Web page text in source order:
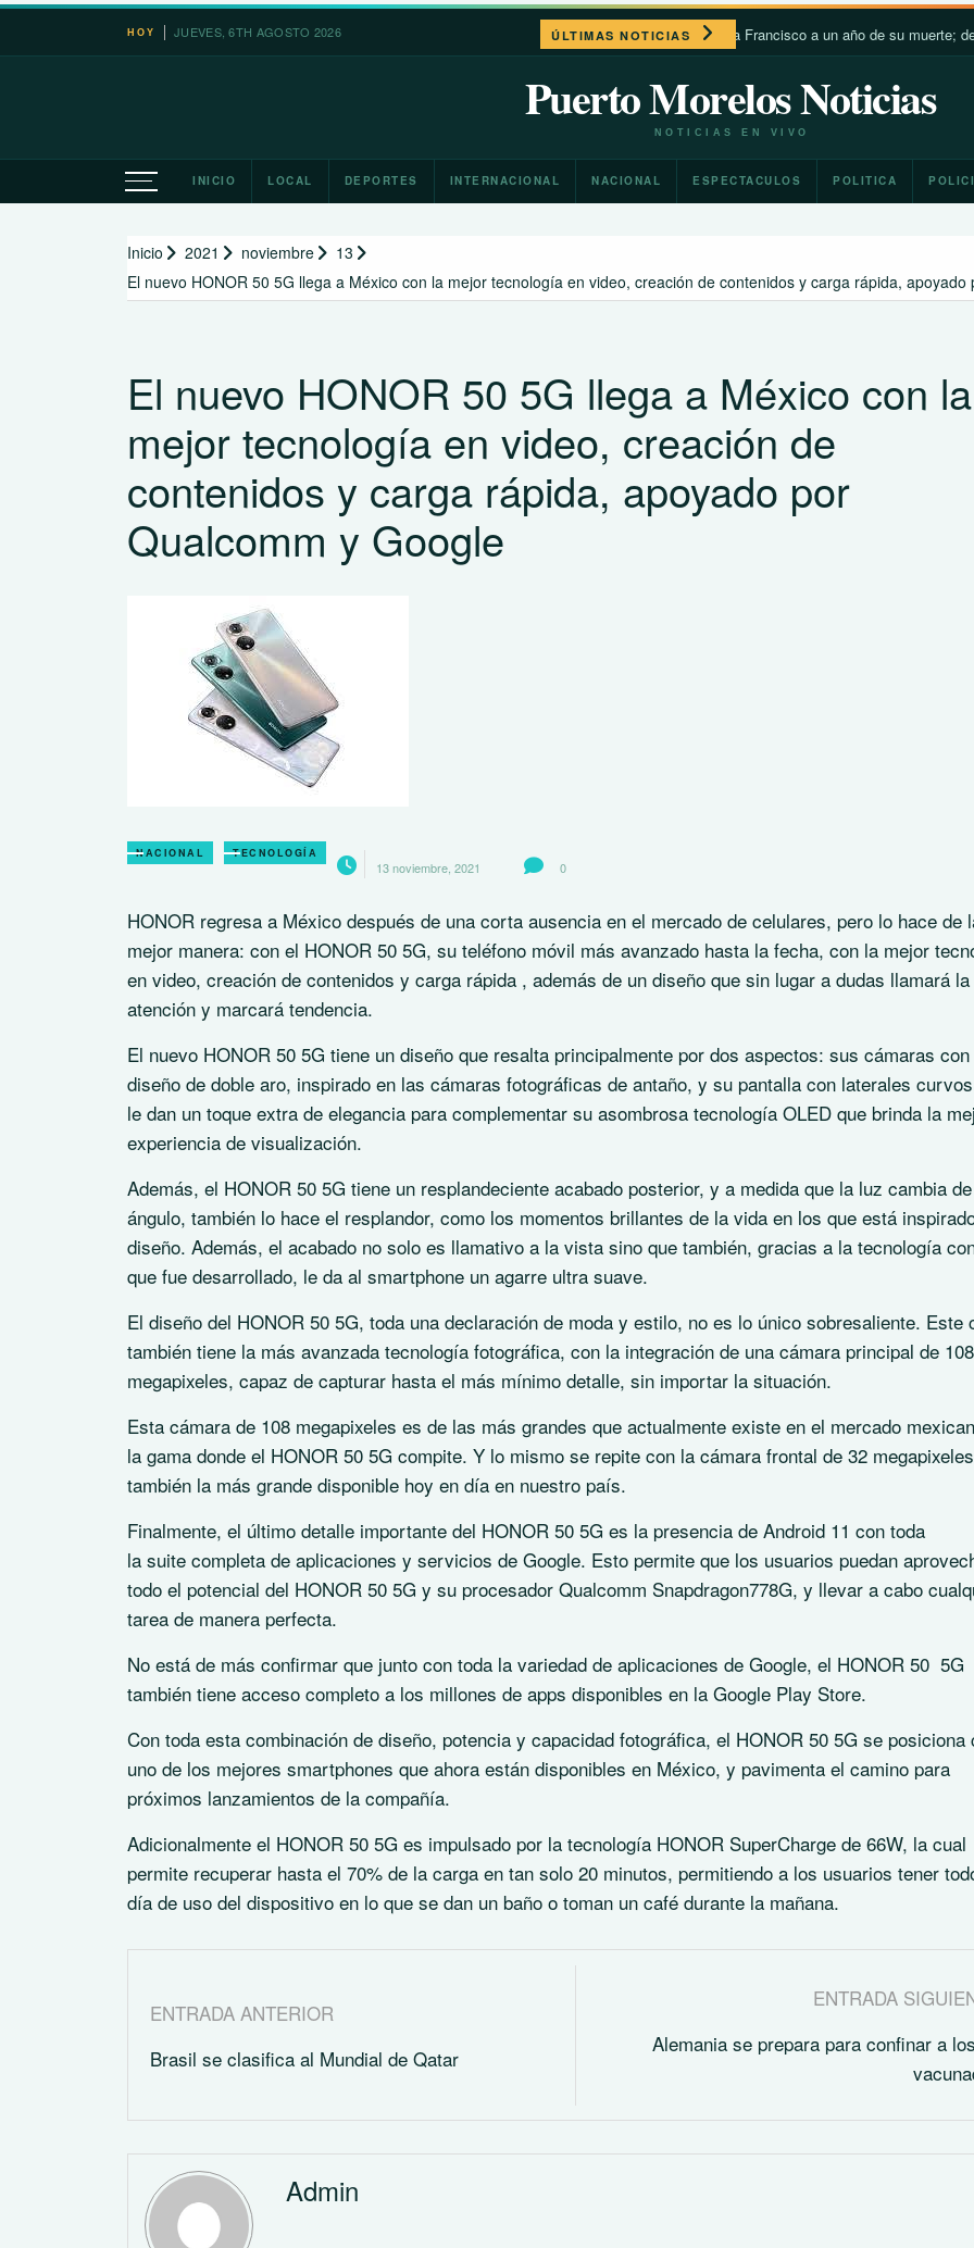
Saltar
HOY JUEVES, 6TH AGOSTO 2026 ÚLTIMAS NOTICIAS
León XIV recuerda a Francisco a un año de su muerte; destaca su
Puerto Morelos Noticias
NOTICIAS EN VIVO
INICIO LOCAL DEPORTES INTERNACIONAL NACIONAL ESPECTACULOS POLITICA
Inicio 2021 noviembre
13
El nuevo HONOR 50 5G llega a México con la mejor tecnología en video, creación de contenidos y carga rápida,
El nuevo HONOR 50 5G llega a México con la
mejor tecnología en video, creación de
contenidos y carga rápida, apoyado por
Qualcomm y Google
NACIONAL TECNOLOGÍA
13 noviembre, 2021 0
HONOR regresa a México después de una corta ausencia en el mercado de celulares, pero lo hace de
mejor manera: con el HONOR 50 5G, su teléfono móvil más avanzado hasta la fecha, con la mejor
en video, creación de contenidos y carga rápida , además de un diseño que sin lugar a dudas llamará la
atención y marcará tendencia.
El nuevo HONOR 50 5G tiene un diseño que resalta principalmente por dos aspectos: sus cámaras con
diseño de doble aro, inspirado en las cámaras fotográficas de antaño, y su pantalla con laterales
le dan un toque extra de elegancia para complementar su asombrosa tecnología OLED que brinda la
experiencia de visualización.
Además, el HONOR 50 5G tiene un resplandeciente acabado posterior, y a medida que la luz cambia de
ángulo, también lo hace el resplandor, como los momentos brillantes de la vida en los que está
diseño. Además, el acabado no solo es llamativo a la vista sino que también, gracias a la tecnología
que fue desarrollado, le da al smartphone un agarre ultra suave.
El diseño del HONOR 50 5G, toda una declaración de moda y estilo, no es lo único sobresaliente. Este
también tiene la más avanzada tecnología fotográfica, con la integración de una cámara principal de 108
megapixeles, capaz de capturar hasta el más mínimo detalle, sin importar la situación.
Esta cámara de 108 megapixeles es de las más grandes que actualmente existe en el mercado
la gama donde el HONOR 50 5G compite. Y lo mismo se repite con la cámara frontal de 32
también la más grande disponible hoy en día en nuestro país.
Finalmente, el último detalle importante del HONOR 50 5G es la presencia de Android 11 con toda
la suite completa de aplicaciones y servicios de Google. Esto permite que los usuarios puedan
todo el potencial del HONOR 50 5G y su procesador Qualcomm Snapdragon778G, y llevar a cabo
tarea de manera perfecta.
No está de más confirmar que junto con toda la variedad de aplicaciones de Google, el HONOR 50 5G
también tiene acceso completo a los millones de apps disponibles en la Google Play Store.
Con toda esta combinación de diseño, potencia y capacidad fotográfica, el HONOR 50 5G se posiciona
uno de los mejores smartphones que ahora están disponibles en México, y pavimenta el camino para
próximos lanzamientos de la compañía.
Adicionalmente el HONOR 50 5G es impulsado por la tecnología HONOR SuperCharge de 66W, la cual
permite recuperar hasta el 70% de la carga en tan solo 20 minutos, permitiendo a los usuarios tener
día de uso del dispositivo en lo que se dan un baño o toman un café durante la mañana.
ENTRADA ANTERIOR
Brasil se clasifica al Mundial de Qatar
ENTRADA
Alemania se prepara para confinar a
Admin